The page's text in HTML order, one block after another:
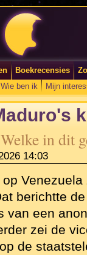
Boekrecensies
Wie ben ik Mijn
Welke in dit
14:03
Venezuela
berichtte
van een
zei de
de